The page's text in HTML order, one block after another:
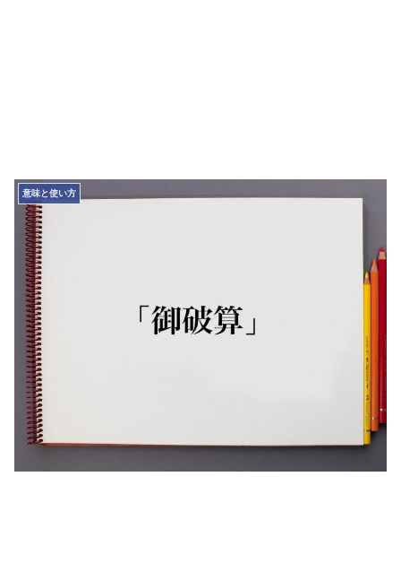
意味と使い方